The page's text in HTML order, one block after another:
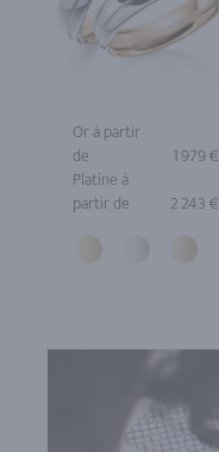
Or à partir
de
1 979 €
Platine à
partir de
2 243 €